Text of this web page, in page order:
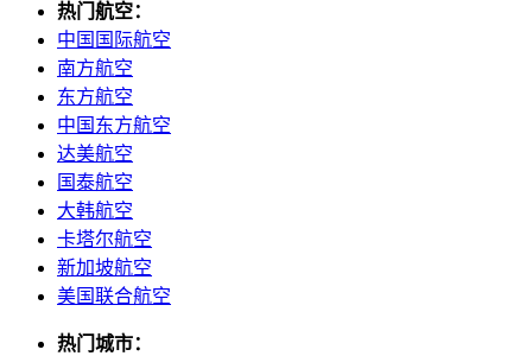
热门航空：
中国国际航空
南方航空
东方航空
中国东方航空
达美航空
国泰航空
大韩航空
卡塔尔航空
新加坡航空
美国联合航空
热门城市：